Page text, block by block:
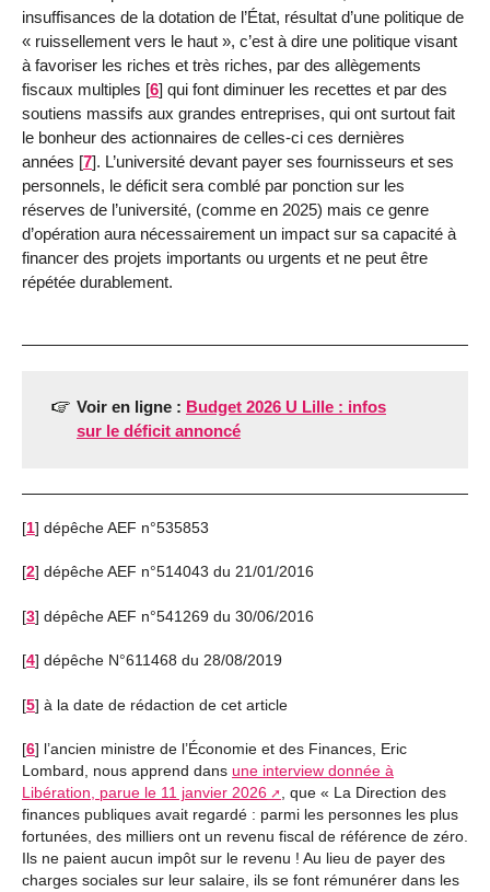
insuffisances de la dotation de l’État, résultat d’une politique de
« ruissellement vers le haut », c’est à dire une politique visant
à favoriser les riches et très riches, par des allègements
fiscaux multiples [6] qui font diminuer les recettes et par des
soutiens massifs aux grandes entreprises, qui ont surtout fait
le bonheur des actionnaires de celles-ci ces dernières
années [7]. L’université devant payer ses fournisseurs et ses
personnels, le déficit sera comblé par ponction sur les
réserves de l’université, (comme en 2025) mais ce genre
d’opération aura nécessairement un impact sur sa capacité à
financer des projets importants ou urgents et ne peut être
répétée durablement.
Voir en ligne : Budget 2026 U Lille : infos
sur le déficit annoncé
[1] dépêche AEF n°535853
[2] dépêche AEF n°514043 du 21/01/2016
[3] dépêche AEF n°541269 du 30/06/2016
[4] dépêche N°611468 du 28/08/2019
[5] à la date de rédaction de cet article
[6]
l’ancien ministre de l’Économie et des Finances, Eric
Lombard, nous apprend dans une interview donnée à
Libération, parue le 11 janvier 2026
, que « La Direction des
finances publiques avait regardé : parmi les personnes les plus
fortunées, des milliers ont un revenu fiscal de référence de zéro.
Ils ne paient aucun impôt sur le revenu ! Au lieu de payer des
charges sociales sur leur salaire, ils se font rémunérer dans les